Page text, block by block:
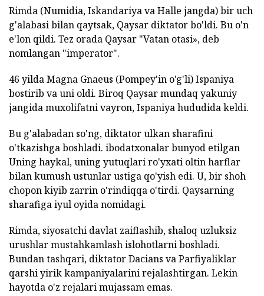
Rimda (Numidia, Iskandariya va Halle jangda) bir uch
g'alabasi bilan qaytsak, Qaysar diktator bo'ldi. Bu o'n
e'lon qildi. Tez orada Qaysar "Vatan otasi», deb
nomlangan "imperator".
46 yilda Magna Gnaeus (Pompey'in o'g'li) Ispaniya
bostirib va uni oldi. Biroq Qaysar mundaq yakuniy
jangida muxolifatni vayron, Ispaniya hududida keldi.
Bu g'alabadan so'ng, diktator ulkan sharafini
o'tkazishga boshladi. ibodatxonalar bunyod etilgan
Uning haykal, uning yutuqlari ro'yxati oltin harflar
bilan kumush ustunlar ustiga qo'yish edi. U, bir shoh
chopon kiyib zarrin o'rindiqqa o'tirdi. Qaysarning
sharafiga iyul oyida nomidagi.
Rimda, siyosatchi davlat zaiflashib, shaloq uzluksiz
urushlar mustahkamlash islohotlarni boshladi.
Bundan tashqari, diktator Dacians va Parfiyaliklar
qarshi yirik kampaniyalarini rejalashtirgan. Lekin
hayotda o'z rejalari mujassam emas.